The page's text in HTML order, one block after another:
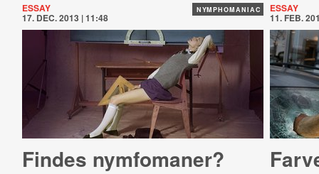
NYMPHOMANIAC
ESSAY
17. DEC. 2013 | 11:48
Findes nymfomaner?
ESSAY
11. FEB.